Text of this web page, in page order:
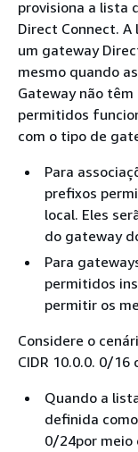
provisiona a lista
Direct Connect.
um gateway
mesmo quando
Gateway não têm
permitidos
com o tipo de
Para
prefixos
local. Eles
do gateway
Para
permitidos
permitir os
Considere o
CIDR 10.0.0. 0/
Quando a
definida
0/24por meio